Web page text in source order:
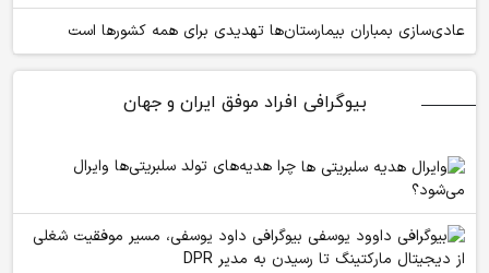
عادی‌سازی بمباران بیمارستان‌ها تهدیدی برای همه کشورها است
بیوگرافی افراد موفق ایران و جهان
چرا هدیه‌های تولد سلبریتی‌ها وایرال
می‌شود؟
بیوگرافی داود یوسفی، مسیر موفقیت شغلی
از دیجیتال مارکتینگ تا رسیدن به مدیر DPR